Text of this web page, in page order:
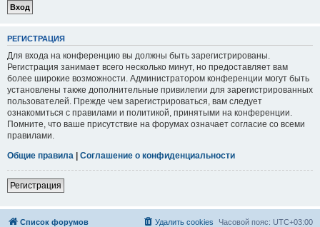
РЕГИСТРАЦИЯ
Для входа на конференцию вы должны быть зарегистрированы.
Регистрация занимает всего несколько минут, но предоставляет вам
более широкие возможности. Администратором конференции могут быть
установлены также дополнительные привилегии для зарегистрированных
пользователей. Прежде чем зарегистрироваться, вам следует
ознакомиться с правилами и политикой, принятыми на конференции.
Помните, что ваше присутствие на форумах означает согласие со всеми
правилами.
Общие правила | Соглашение о конфиденциальности
Регистрация
Список форумов Часовой пояс: UTC+03:00
Удалить cookies